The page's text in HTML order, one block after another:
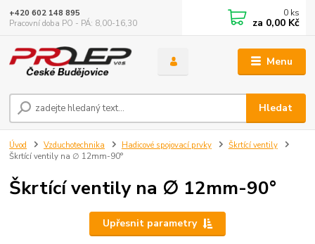
Menu
Hledat
+420 602 148 895
Pracovní doba PO - PÁ: 8,00-16,30
0 ks
za 0,00 Kč
Úvod Vzduchotechnika Hadicové spojovací prvky
Škrtící ventily
Škrtící ventily na ∅ 12mm-90°
Škrtící ventily na ∅ 12mm-90°
Upřesnit parametry